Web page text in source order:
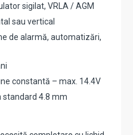
sigilat, VRLA / AGM
sau vertical
de alarmă, automatizări,
constantă – max. 14.4V
standard 4.8 mm